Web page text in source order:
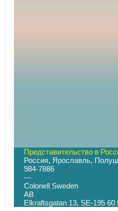
Представительство в
Россия, Ярославль,
984-7886
Colonell Sweden
Elkraftsgatan 13,